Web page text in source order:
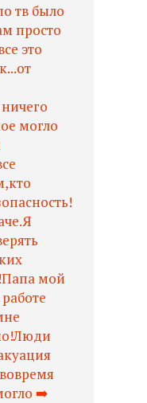
тв было
просто
это
могло
мой
➡️